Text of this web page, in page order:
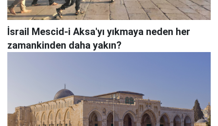
İsrail Mescid-i Aksa'yı yıkmaya neden her
zamankinden daha yakın?